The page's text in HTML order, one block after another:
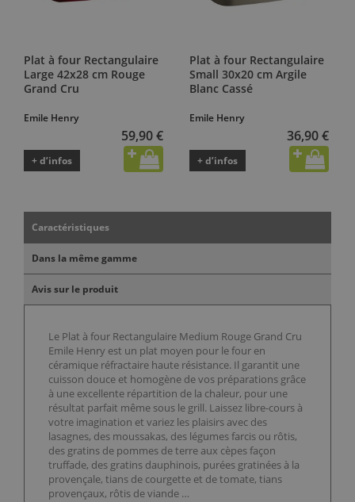
Plat à four Rectangulaire
Large 42x28 cm Rouge
Grand Cru
Emile Henry
59,90 €
+ d’infos
Plat à four Rectangulaire
Small 30x20 cm Argile
Blanc Cassé
Emile Henry
36,90 €
+ d’infos
Caractéristiques
Dans la même gamme
Avis sur le produit
Le Plat à four Rectangulaire Medium Rouge Grand Cru
Emile Henry est un plat moyen pour le four en
céramique réfractaire haute résistance. Il garantit une
cuisson douce et homogène de vos préparations grâce
à une excellente répartition de la chaleur, pour une
résultat parfait même sous le grill. Laissez libre-cours à
votre imagination et variez les plaisirs avec des
lasagnes, des moussakas, des légumes farcis ou rôtis,
des gratins de pommes de terre aux cèpes façon
truffade, des gratins dauphinois, purées gratinées à la
provençale, tians de courgette et de tomate, tians
provençaux, rôtis de viande …